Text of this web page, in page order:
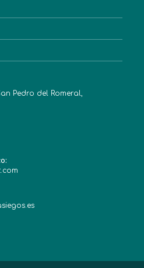
Pedro del Romeral,